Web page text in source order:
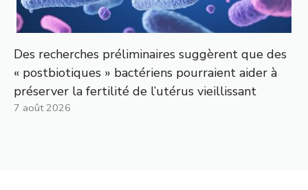
Des recherches préliminaires suggèrent que des
« postbiotiques » bactériens pourraient aider à
préserver la fertilité de l’utérus vieillissant
7 août 2026